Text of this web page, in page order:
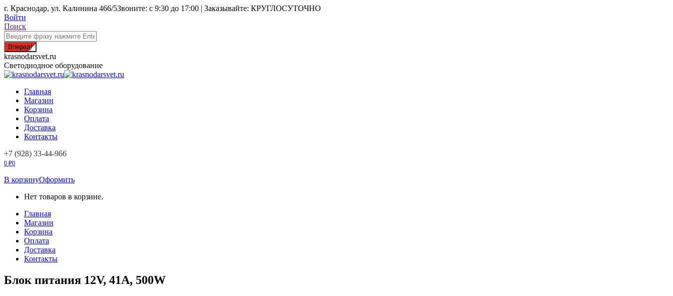
Перейти
к
содержанию
г. Краснодар, ул. Калинина 466/5Звоните: с 9:30 до 17:00 | Заказывайте: КРУГЛОСУТОЧНО
Войти
Поиск:
Поиск
krasnodarsvet.ru
Светодиодное оборудование
Главная
Магазин
Корзина
Оплата
Доставка
Контакты
+7 (928) 33-44-966
0 ₽0
В корзинуОформить
Нет товаров в корзине.
Главная
Магазин
Корзина
Оплата
Доставка
Контакты
Блок питания 12V, 41A, 500W